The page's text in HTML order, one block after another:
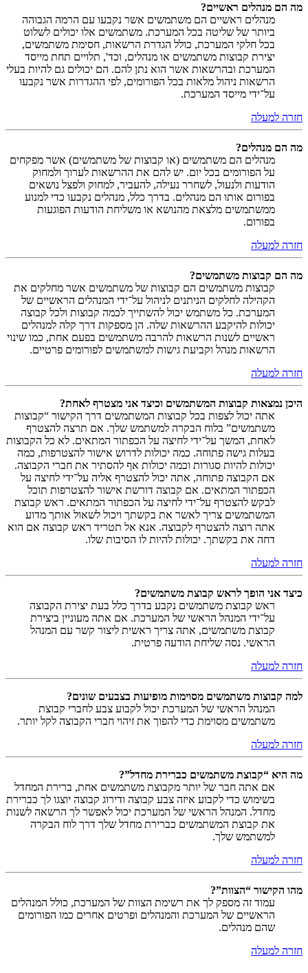
מה הם מנהלים ראשיים?
מנהלים ראשיים הם משתמשים אשר נקבעו עם הרמה הגבוהה
ביותר של שליטה בכל המערכת. משתמשים אלו יכולים לשלוט
בכל חלקי המערכת, כולל הגדרת הרשאות, חסימת משתמשים,
יצירת קבוצות משתמשים או מנהלים, וכד', תלויים תחת מייסד
המערכת ובהרשאות אשר הוא נתן להם. הם יכולים גם להיות בעלי
הרשאות ניהול מלאות בכל הפורומים, לפי ההגדרות אשר נקבעו
על־ידי מייסד המערכת.
חזרה למעלה
מה הם מנהלים?
מנהלים הם משתמשים (או קבוצות של משתמשים) אשר מפקחים
על הפורומים בכל יום. יש להם את ההרשאות לערוך ולמחוק
הודעות ולנעול, לשחרר נעילה, להעביר, למחוק ולפצל נושאים
בפורום אותו הם מנהלים. בדרך כלל, מנהלים נקבעו כדי למנוע
ממשתמשים מלצאת מהנושא או משליחת הודעות הפוגעות
בפורום.
חזרה למעלה
מה הם קבוצות משתמשים?
קבוצות משתמשים הם קבוצות של משתמשים אשר מחלקים את
הקהילה לחלקים הניתנים לניהול על־ידי המנהלים הראשיים של
המערכת. כל משתמש יכול להשתייך לכמה קבוצות ולכל קבוצה
יכולות להיקבע ההרשאות שלה. הן מספקות דרך קלה למנהלים
ראשיים לשנות הרשאות להרבה משתמשים בפעם אחת, כמו שינוי
הרשאות מנהל וקביעת גישות למשתמשים לפורומים פרטיים.
חזרה למעלה
היכן נמצאות קבוצות המשתמשים וכיצד אני מצטרף לאחת?
אתה יכול לצפות בכל קבוצות המשתמשים דרך הקישור “קבוצות
משתמשים” בלוח הבקרה למשתמש שלך. אם תרצה להצטרף
לאחת, המשך על־ידי לחיצה על הכפתור המתאים. לא כל הקבוצות
בעלות גישה פתוחה. כמה יכולות לדרוש אישור להצטרפות, כמה
יכולות להיות סגורות וכמה יכולות אף להסתיר את חברי הקבוצה.
אם הקבוצה פתוחה, אתה יכול להצטרף אליה על־ידי לחיצה על
הכפתור המתאים. אם קבוצה דורשת אישור להצטרפות תוכל
לבקש להצטרף על־ידי לחיצה על הכפתור המתאים. ראש קבוצת
המשתמשים צריך לאשר את בקשתך ויכול לשאול אותך מדוע
אתה רוצה להצטרף לקבוצה. אנא אל תטריד ראש קבוצה אם הוא
דחה את בקשתך. יכולות להיות לו הסיבות שלו.
חזרה למעלה
כיצד אני הופך לראש קבוצת משתמשים?
ראש קבוצת משתמשים נקבע בדרך כלל בעת יצירת הקבוצה
על־ידי המנהל הראשי של המערכת. אם אתה מעוניין ביצירת
קבוצת משתמשים, אתה צריך ראשית ליצור קשר עם המנהל
הראשי. נסה שליחת הודעה פרטית.
חזרה למעלה
למה קבוצות משתמשים מסוימות מופיעות בצבעים שונים?
המנהל הראשי של המערכת יכול לקבוע צבע לחברי קבוצת
משתמשים מסוימת כדי להפוך את זיהוי חברי הקבוצה לקל יותר.
חזרה למעלה
מה היא “קבוצת משתמשים כברירת מחדל”?
אם אתה חבר של יותר מקבוצת משתמשים אחת, ברירת המחדל
בשימוש כדי לקבוע איזה צבע קבוצה ודירוג קבוצה יוצגו לך כברירת
מחדל. המנהל הראשי של המערכת יכול לאפשר לך הרשאה לשנות
את קבוצת המשתמשים כברירת מחדל שלך דרך לוח הבקרה
למשתמש שלך.
חזרה למעלה
מהו הקישור “הצוות”?
עמוד זה מספק לך את רשימת הצוות של המערכת, כולל המנהלים
הראשיים של המערכת והמנהלים ופרטים אחרים כמו הפורומים
שהם מנהלים.
חזרה למעלה